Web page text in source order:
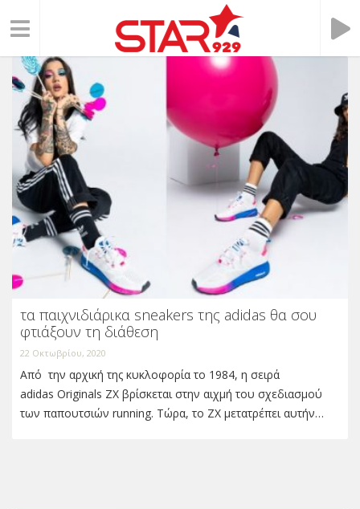
τα παιχνιδιάρικα sneakers της adidas θα σου
φτιάξουν τη διάθεση
22 Οκτωβρίου, 2020
Από την αρχική της κυκλοφορία το 1984, η σειρά
adidas Originals ZX βρίσκεται στην αιχμή του σχεδιασμού
των παπουτσιών running. Tώρα, το ZX μετατρέπει αυτήν…